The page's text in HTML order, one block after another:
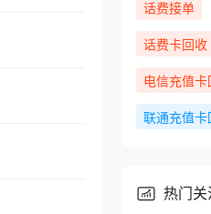
话费接单
话费卡回收
电信充值卡
联通充值卡
热门关